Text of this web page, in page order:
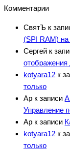
Комментарии
СвятЪ к
(SPI RAM)
Сергей к
отображения
kotyara12 к
только
Ар к записи
Управление
Ар к записи
kotyara12 к
только